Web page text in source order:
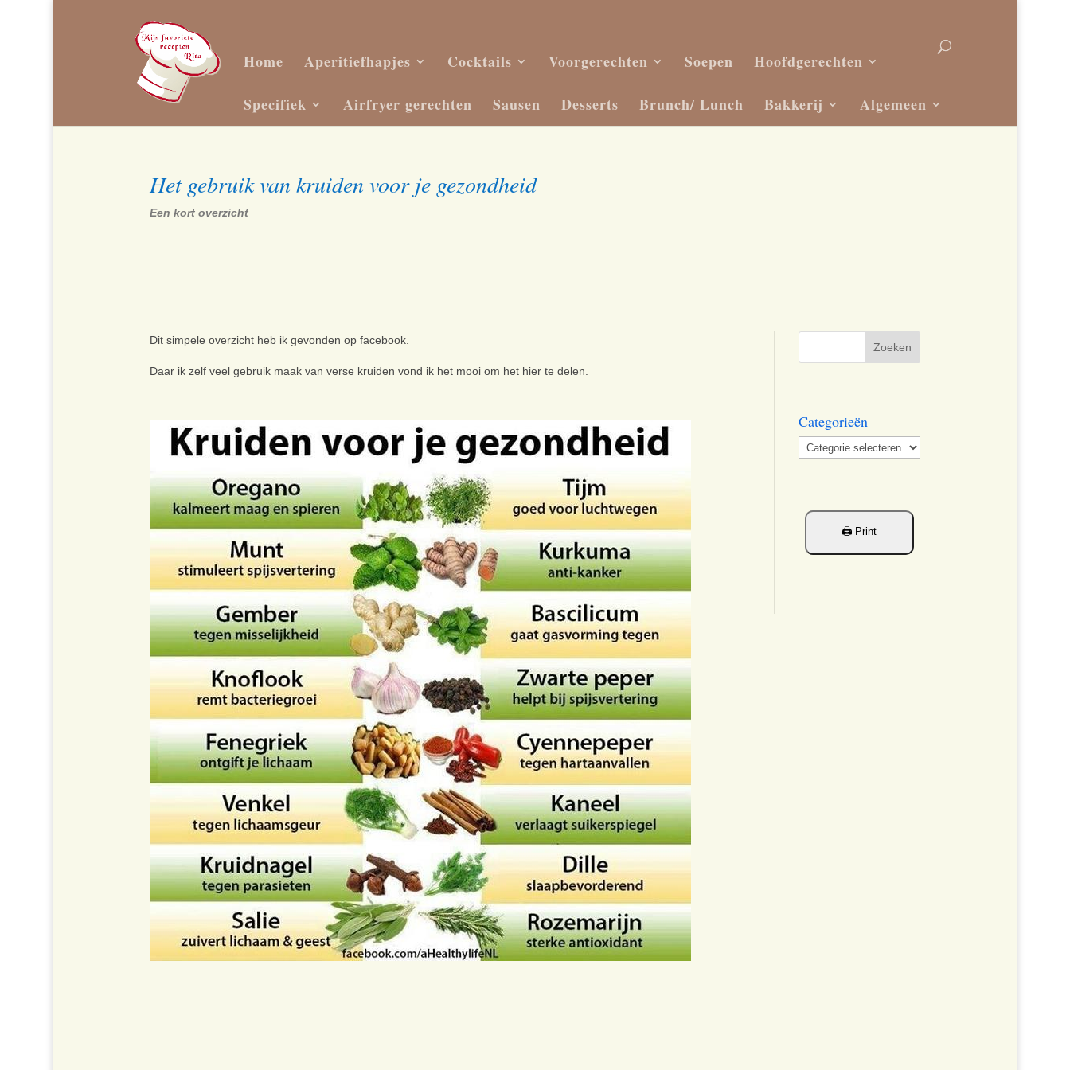
Home Aperitiefhapjes Cocktails Voorgerechten Soepen Hoofdgerechten
Specifiek Airfryer gerechten Sausen Desserts Brunch/ Lunch Bakkerij Algemeen
Het gebruik van kruiden voor je gezondheid
Een kort overzicht
Dit simpele overzicht heb ik gevonden op facebook.
Daar ik zelf veel gebruik maak van verse kruiden vond ik het mooi om het hier te delen.
Categorieën
Categorieën